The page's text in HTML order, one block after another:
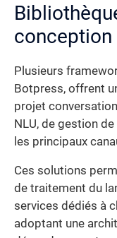
conception
Plusieurs
Botpress, offrent
projet
NLU, de gestion
les principaux
Ces solutions
de traitement du
services dédiés à
adoptant une